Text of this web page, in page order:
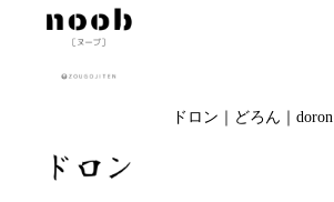
ドロン｜どろん｜doron